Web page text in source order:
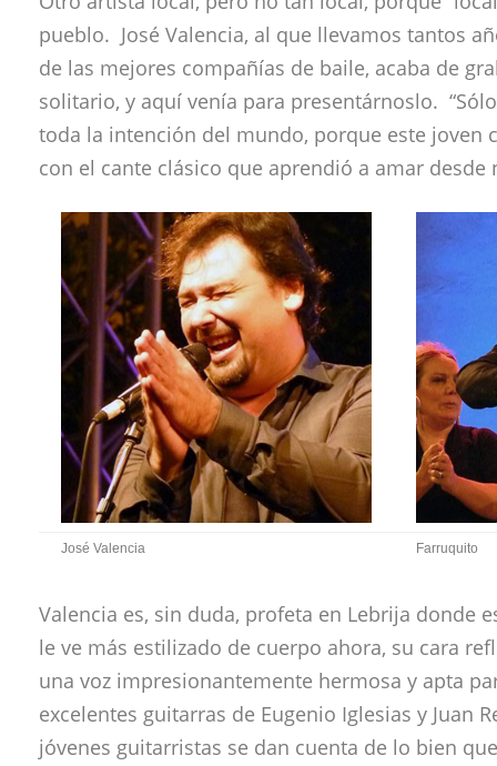
pueblo. José Valencia, al que llevamos tantos
de las mejores compañías de baile, acaba de
solitario, y aquí venía para presentárnoslo.
toda la intención del mundo, porque este joven
con el cante clásico que aprendió a amar
José Valencia Farruquito
Valencia es, sin duda, profeta en Lebrija donde
le ve más estilizado de cuerpo ahora, su cara
una voz impresionantemente hermosa y apta
excelentes guitarras de Eugenio Iglesias y Juan
jóvenes guitarristas se dan cuenta de lo bien